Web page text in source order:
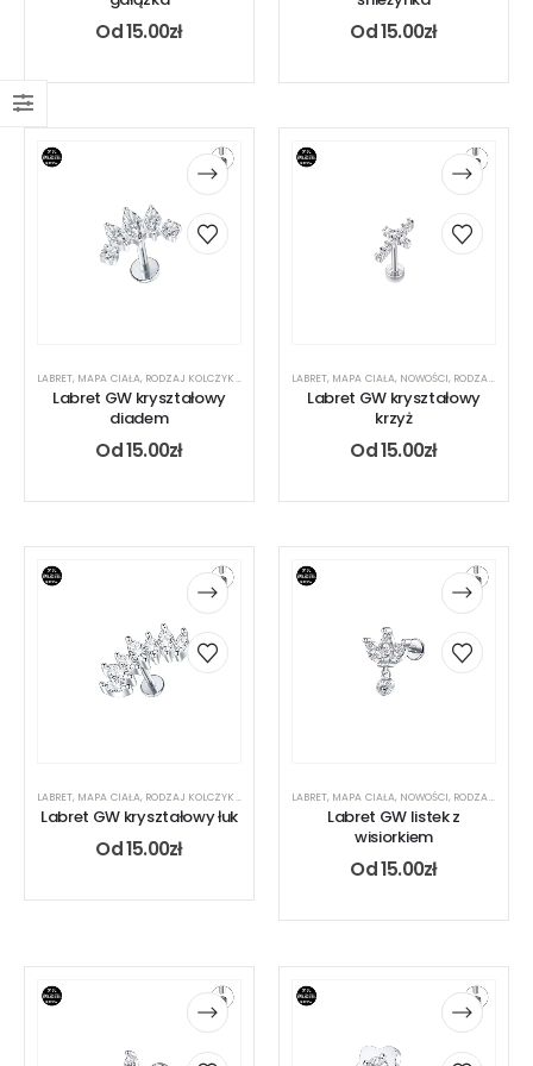
Od15.00zł Od15.00zł
LABRET, MAPA CIAŁA, RODZAJ KOLCZYKA
Labret GW kryształowy
diadem
Od15.00zł
LABRET, MAPA CIAŁA, NOWOŚCI, RODZAJ KOLCZYKA
Labret GW kryształowy
krzyż
Od15.00zł
LABRET, MAPA CIAŁA, RODZAJ KOLCZYKA
Labret GW kryształowy łuk
Od15.00zł
LABRET, MAPA CIAŁA, NOWOŚCI, RODZAJ KOLCZYKA
Labret GW listek z
wisiorkiem
Od15.00zł